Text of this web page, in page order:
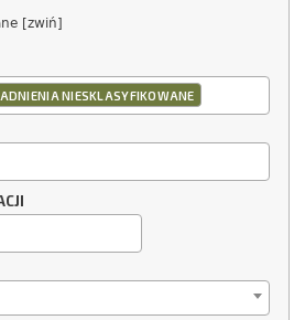
[zwiń]
NIESKLASYFIKOWANE